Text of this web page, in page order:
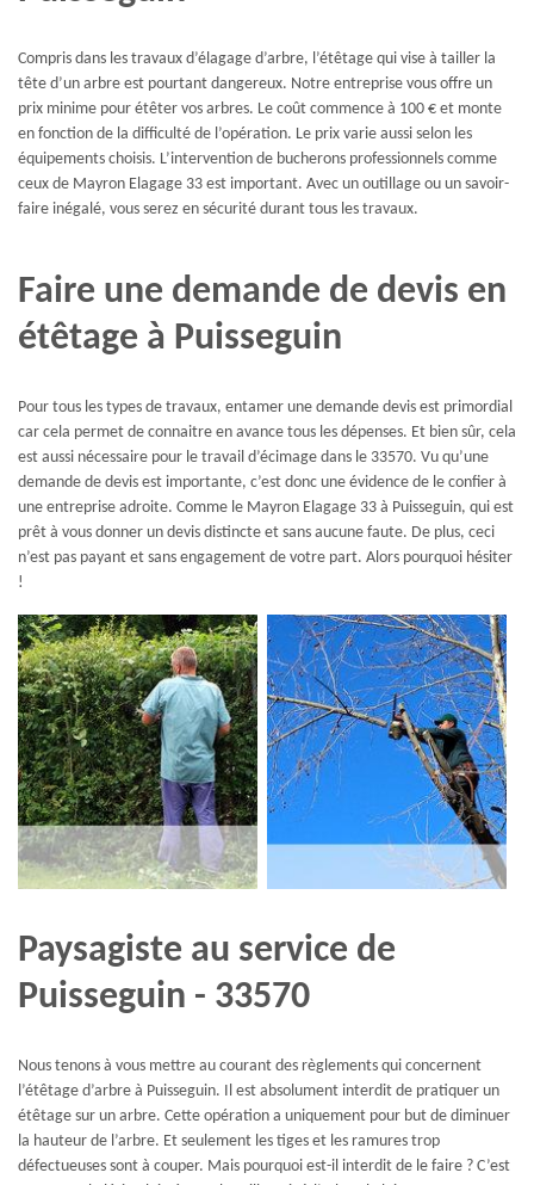
Compris dans les travaux d’élagage d’arbre, l’étêtage qui vise à tailler la
tête d’un arbre est pourtant dangereux. Notre entreprise vous offre un
prix minime pour étêter vos arbres. Le coût commence à 100 € et monte
en fonction de la difficulté de l’opération. Le prix varie aussi selon les
équipements choisis. L’intervention de bucherons professionnels comme
ceux de Mayron Elagage 33 est important. Avec un outillage ou un savoir-
faire inégalé, vous serez en sécurité durant tous les travaux.
Faire une demande de devis en
étêtage à Puisseguin
Pour tous les types de travaux, entamer une demande devis est primordial
car cela permet de connaitre en avance tous les dépenses. Et bien sûr, cela
est aussi nécessaire pour le travail d’écimage dans le 33570. Vu qu’une
demande de devis est importante, c’est donc une évidence de le confier à
une entreprise adroite. Comme le Mayron Elagage 33 à Puisseguin, qui est
prêt à vous donner un devis distincte et sans aucune faute. De plus, ceci
n’est pas payant et sans engagement de votre part. Alors pourquoi hésiter
!
Paysagiste au service de
Puisseguin - 33570
Nous tenons à vous mettre au courant des règlements qui concernent
l’étêtage d’arbre à Puisseguin. Il est absolument interdit de pratiquer un
étêtage sur un arbre. Cette opération a uniquement pour but de diminuer
la hauteur de l’arbre. Et seulement les tiges et les ramures trop
défectueuses sont à couper. Mais pourquoi est-il interdit de le faire ? C’est